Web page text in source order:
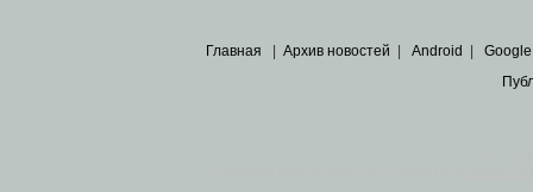
Главная | Архив новостей | Android | Google